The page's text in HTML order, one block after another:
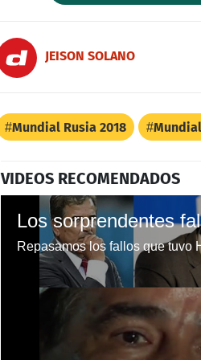
JEISON SOLANO
Mundial Rusia 2018
VIDEOS RECOMENDADOS